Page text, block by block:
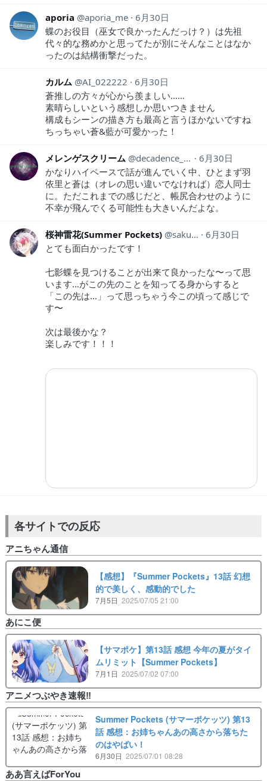
aporia aporia_me 6月30日
蝶のお役目（巫女で良かったんだっけ？）は先祖
代々的な務めかと思ってたが別にそんなことはなか
ったのは結構衝撃だった。
カルム AI_022222
6月30日
蒼推しの方々が心から羨ましい……
素晴らしいという感想しか思いつきません
構成もシーンの描き方も最高と言うほかないですね
ちっちゃい蒼&藍が可愛かった！
メレンゲスクリーム decadence_1990
6月30日
かなりハイペースで話が進んでいく中、ひとまず羽
依里と蒼は（オレの思い違いでなければ）恋人同士
に。ただこれまでの感じだと、帳尻合わせのように
不幸が飛んでくる可能性も大きいんだよな。
桜神雷花(Summer Pockets) sakuragami15
6月30日
とても面白かったです！
七影蝶を見つけることが出来て良かったな〜って思
います…がこの先のことを知ってる身からすると
「この先は…」って思っちゃう今この頃って感じで
す〜
次は最後かな？
楽しみです！！！
各サイトでの反応
アニちゃん通信
【感想】『Summer Pockets』13話 幻想
的で美しく、感動的でした
7月5日 2025/07/05 21:00
あにこ便
【サマポケ】第13話 感想 今年の夏がタイ
ムリミット【Summer Pockets】
7月1日 2025/07/02 07:00
アニメつぶやき速報‼︎
Summer Pockets (サマーポケッツ) 第13
話 感想：お姉ちゃんあの高さから落ちた
のはやばい！
6月30日 2025/07/01 08:28
ああ言えばForYou